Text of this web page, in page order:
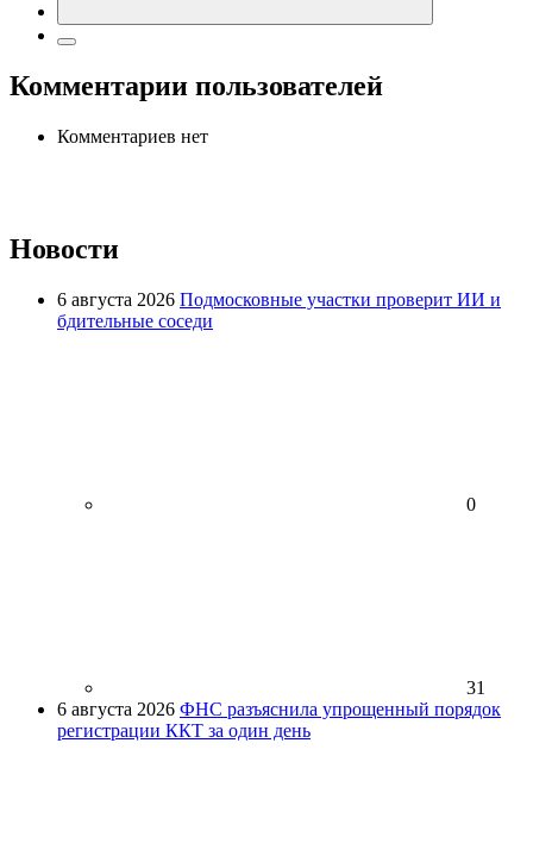
Комментарии пользователей
Комментариев нет
Новости
6 августа 2026 Подмосковные участки проверит ИИ и
бдительные соседи
0
31
6 августа 2026 ФНС разъяснила упрощенный порядок
регистрации ККТ за один день